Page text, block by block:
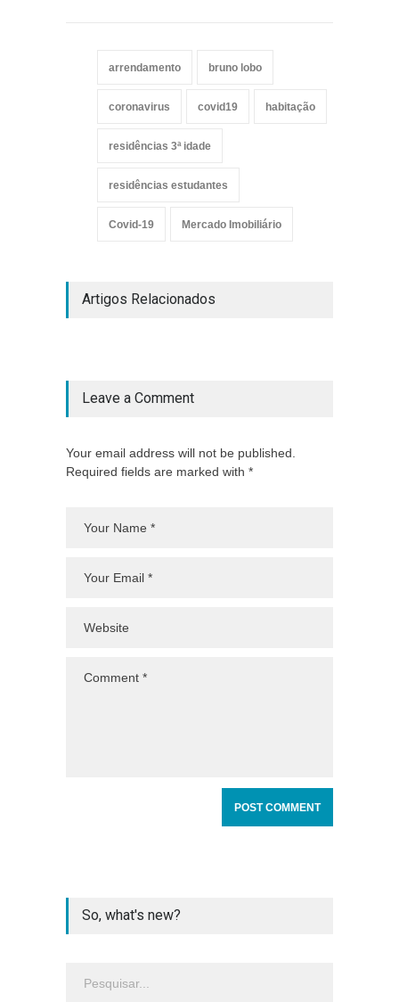
arrendamento bruno lobo
coronavirus covid19 habitação
residências 3ª idade
residências estudantes
Covid-19 Mercado Imobiliário
Artigos Relacionados
Leave a Comment
Your email address will not be published.
Required fields are marked with *
So, what's new?